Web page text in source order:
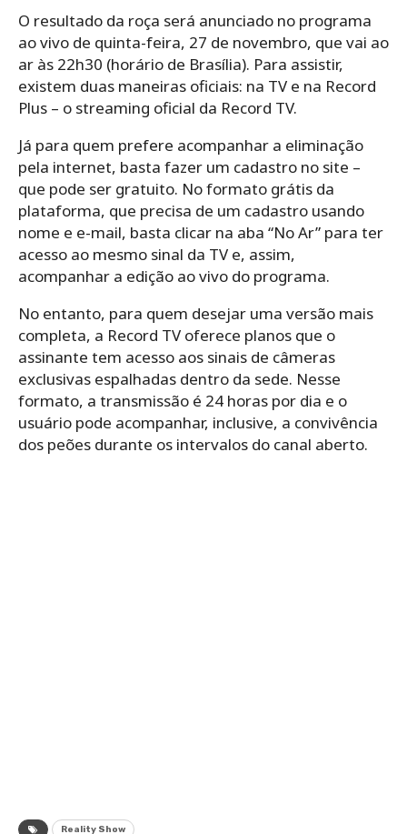
O resultado da roça será anunciado no programa
ao vivo de quinta-feira, 27 de novembro, que vai ao
ar às 22h30 (horário de Brasília). Para assistir,
existem duas maneiras oficiais: na TV e na Record
Plus – o streaming oficial da Record TV.
Já para quem prefere acompanhar a eliminação
pela internet, basta fazer um cadastro no site –
que pode ser gratuito. No formato grátis da
plataforma, que precisa de um cadastro usando
nome e e-mail, basta clicar na aba “No Ar” para ter
acesso ao mesmo sinal da TV e, assim,
acompanhar a edição ao vivo do programa.
No entanto, para quem desejar uma versão mais
completa, a Record TV oferece planos que o
assinante tem acesso aos sinais de câmeras
exclusivas espalhadas dentro da sede. Nesse
formato, a transmissão é 24 horas por dia e o
usuário pode acompanhar, inclusive, a convivência
dos peões durante os intervalos do canal aberto.
Reality Show